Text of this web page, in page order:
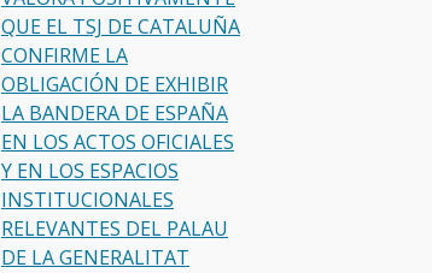
QUE EL TSJ DE CATALUÑA
CONFIRME LA
OBLIGACIÓN DE EXHIBIR
LA BANDERA DE ESPAÑA
EN LOS ACTOS OFICIALES
Y EN LOS ESPACIOS
INSTITUCIONALES
RELEVANTES DEL PALAU
DE LA GENERALITAT